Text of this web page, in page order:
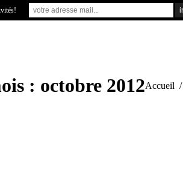
: octobre 2012Vous
Accueil